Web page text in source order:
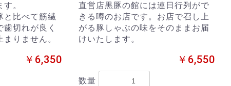
。
と比べて筋繊
切れが良く
りません。
￥6,350
直営店黒豚の館には連日行列がで
きる噂のお店です。お店で召し上
がる豚しゃぶの味をそのままお届
けいたします。
￥6,550
数量